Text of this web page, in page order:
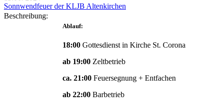
Sonnwendfeuer der KLJB Altenkirchen
Beschreibung:
Ablauf:
18:00 Gottesdienst in Kirche St. Corona
ab 19:00 Zeltbetrieb
ca. 21:00 Feuersegnung + Entfachen
ab 22:00 Barbetrieb